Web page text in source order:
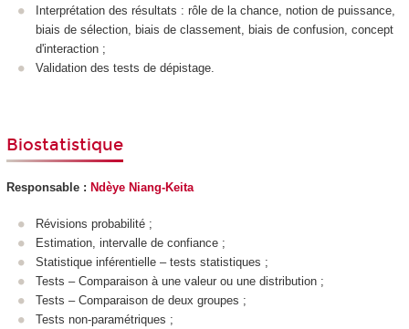
Interprétation des résultats : rôle de la chance, notion de puissance,
biais de sélection, biais de classement, biais de confusion, concept
d'interaction ;
Validation des tests de dépistage.
Biostatistique
Responsable : Ndèye Niang-Keita
Révisions probabilité ;
Estimation, intervalle de confiance ;
Statistique inférentielle – tests statistiques ;
Tests – Comparaison à une valeur ou une distribution ;
Tests – Comparaison de deux groupes ;
Tests non-paramétriques ;